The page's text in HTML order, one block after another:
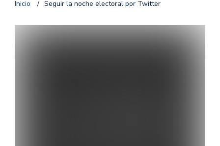
Inicio / Seguir la noche electoral por Twitter